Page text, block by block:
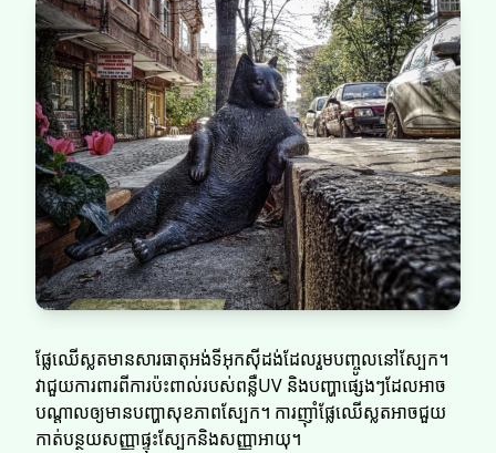
ផ្លែឈើស្លត​​មានសារធាតុអង់ទីអុកស៊ីដង់ដែលរួមបញ្ចូលនៅស្បែក។
វាជួយការពារពីការប៉ះពាល់របស់ពន្លឺUV និងបញ្ហាផ្សេងៗដែលអាច
បណ្តាលឲ្យមានបញ្ហាសុខភាពស្បែក។ ការញ៉ាំផ្លែឈើស្លត​​អាចជួយ
កាត់បន្ថយសញ្ញាផ្ទុះស្បែកនិងសញ្ញាអាយុ។